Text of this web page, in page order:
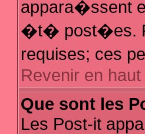
appara�ssent
�t� post�es.
requises; ces
Revenir en
Que sont les
Les Post-it